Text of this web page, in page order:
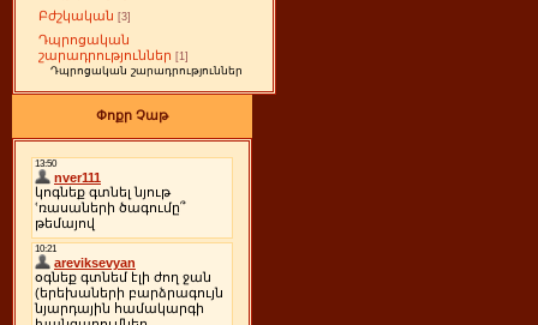
Բժշկական [3]
Դպրոցական
շարադրություններ [1]
Դպրոցական շարադրություններ
Փոքր Չաթ